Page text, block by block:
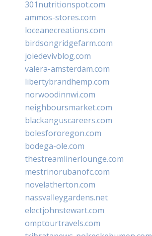
301nutritionspot.com
ammos-stores.com
loceanecreations.com
birdsongridgefarm.com
joiedevivblog.com
valera-amsterdam.com
libertybrandhemp.com
norwoodinnwi.com
neighboursmarket.com
blackanguscareers.com
bolesfororegon.com
bodega-ole.com
thestreamlinerlounge.com
mestrinorubanofc.com
novelatherton.com
nassvalleygardens.net
electjohnstewart.com
omptourtravels.com